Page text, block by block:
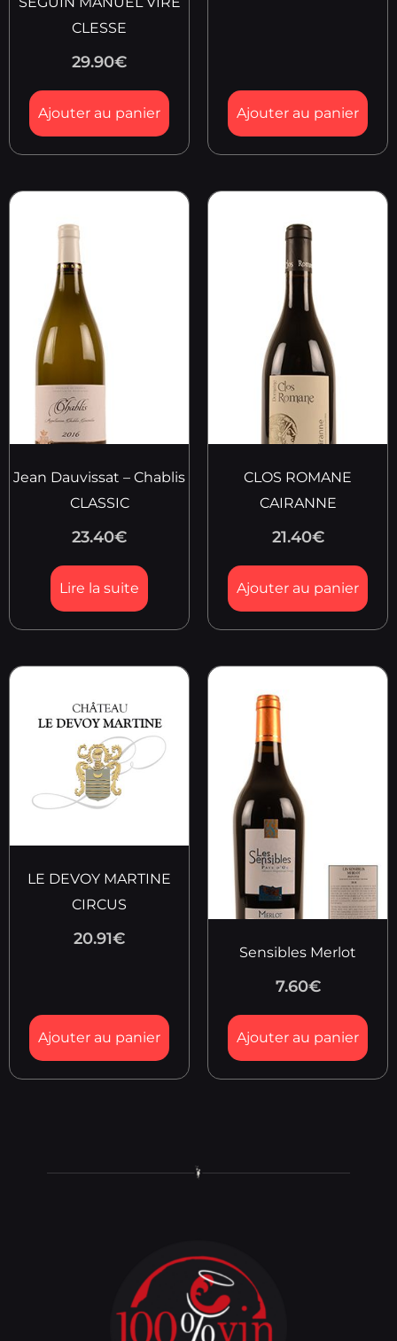
CLESSE
29.90€
Ajouter au panier Ajouter au panier
Jean Dauvissat – Chablis
CLASSIC
23.40€
Lire la suite
CLOS ROMANE
CAIRANNE
21.40€
Ajouter au panier
LE DEVOY MARTINE
CIRCUS
20.91€
Ajouter au panier
Sensibles Merlot
7.60€
Ajouter au panier